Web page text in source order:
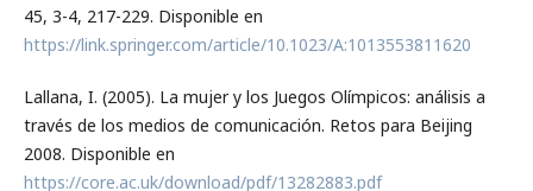
45, 3-4, 217-229. Disponible en
https://link.springer.com/article/10.1023/A:1013553811620
Lallana, I. (2005). La mujer y los Juegos Olímpicos: análisis a
través de los medios de comunicación. Retos para Beijing
2008. Disponible en
https://core.ac.uk/download/pdf/13282883.pdf